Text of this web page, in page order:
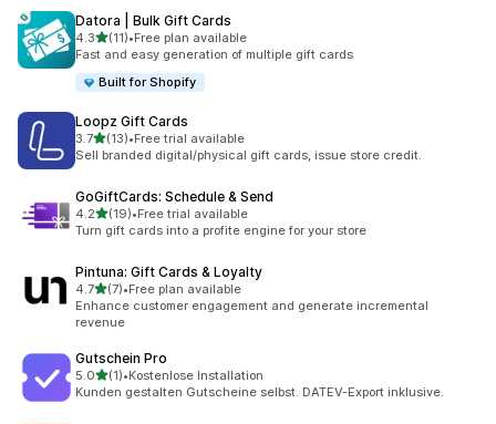
Datora | Bulk Gift Cards
4.3별 5개 중
(11)
총 리뷰 11개
•Free plan available
Fast and easy generation of multiple gift cards
Built for Shopify
Loopz Gift Cards
3.7별 5개 중
(13)
총 리뷰 13개
•Free trial available
Sell branded digital/physical gift cards, issue store credit.
GoGiftCards: Schedule & Send
4.2별 5개 중
(19)
총 리뷰 19개
•Free trial available
Turn gift cards into a profite engine for your store
Pintuna: Gift Cards & Loyalty
4.7별 5개 중
(7)
총 리뷰 7개
•Free plan available
Enhance customer engagement and generate incremental
revenue
Gutschein Pro
5.0별 5개 중
(1)
총 리뷰 1개
•Kostenlose Installation
Kunden gestalten Gutscheine selbst. DATEV-Export inklusive.